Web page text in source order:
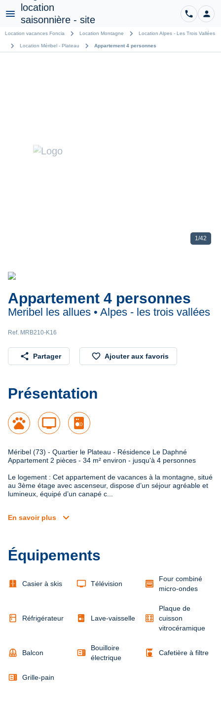
Menu phone person
Location vacances Foncia chevron_right Location Montagne chevron_right Location Alpes - Les Trois Vallées
chevron_right Location Méribel - Plateau chevron_right Appartement 4 personnes
1/42
Appartement 4 personnes
Meribel les allues • Alpes - les trois vallées
Ref. MRB210-K16
share Partager favorite_border Ajouter aux favoris
Présentation
pets tv
Méribel (73) - Quartier le Plateau - Résidence Le Daphné
Appartement 2 pièces - 34 m² environ - jusqu'à 4 personnes
Le logement : Cet appartement de vacances à la montagne, situé
au 3ème étage avec ascenseur, dispose d’un séjour agréable et
lumineux, équipé d’un canapé c...
En savoir plus expand_more
Équipements
door_sliding Casier à skis tv Télévision
Four combiné
micro-ondes
kitchen Réfrigérateur Lave-vaisselle
Plaque de
cuisson
vitrocéramique
balcony Balcon microwave
Bouilloire
électrique
coffee_maker Cafetière à filtre
microwave Grille-pain